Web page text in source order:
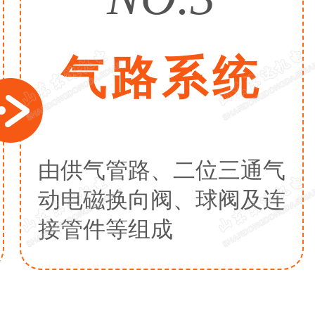
气路系统
由供气管路、二位三通气
动电磁换向阀、球阀及连
接管件等组成